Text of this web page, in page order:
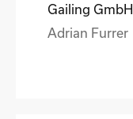
Gailing GmbH
Adrian Furrer